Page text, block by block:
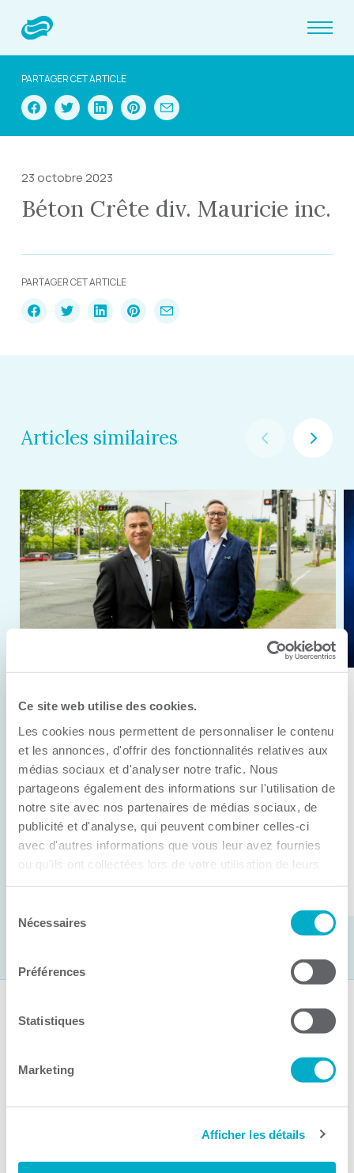
Ce site web utilise des cookies.
Les cookies nous permettent de personnaliser le contenu
et les annonces, d'offrir des fonctionnalités relatives aux
médias sociaux et d'analyser notre trafic. Nous
partageons également des informations sur l'utilisation de
notre site avec nos partenaires de médias sociaux, de
publicité et d'analyse, qui peuvent combiner celles-ci
avec d'autres informations que vous leur avez fournies
ou qu'ils ont collectées lors de votre utilisation de leurs
Nécessaires
Préférences
Statistiques
Marketing
Afficher les détails
PARTAGER CET ARTICLE
23 octobre 2023
Béton Crête div. Mauricie inc.
PARTAGER CET ARTICLE
Articles similaires
Anick Métivier devient le nouveau
président de la CCI3R
C’est lors de son assemblée générale annuelle
tenue hier que la Chambre de commerce et
d’industries de ...
Suivez-nous